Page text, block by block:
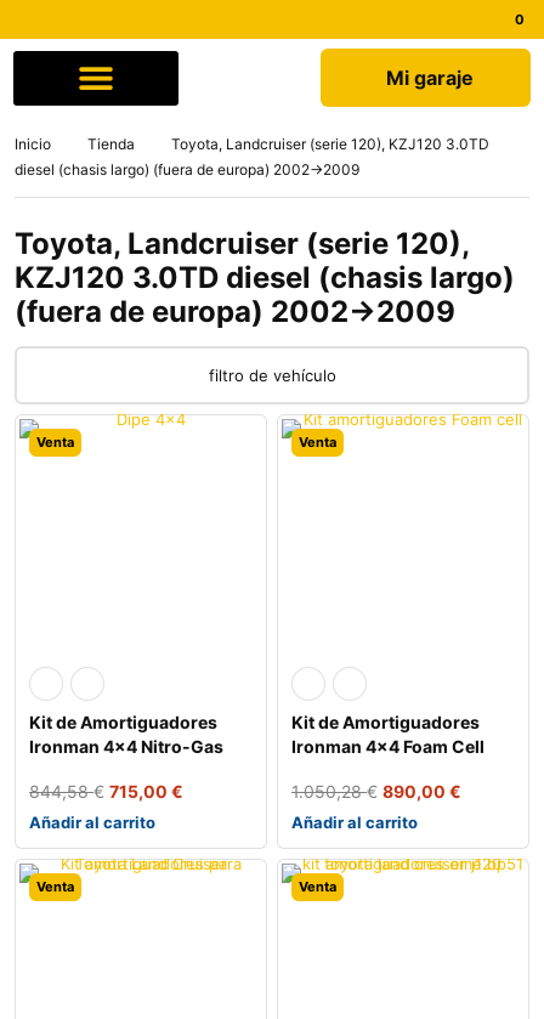
Mi garaje
Inicio Tienda
Toyota, Landcruiser (serie 120), KZJ120 3.0TD
diesel (chasis largo) (fuera de europa) 2002->2009
Toyota, Landcruiser (serie 120),
KZJ120 3.0TD diesel (chasis largo)
(fuera de europa) 2002->2009
filtro de vehículo
Venta
Kit de Amortiguadores
Ironman 4×4 Nitro-Gas
844,58€ 715,00 €
Añadir al carrito
Venta
Kit de Amortiguadores
Ironman 4×4 Foam Cell
1.050,28€ 890,00 €
Añadir al carrito
Venta Venta